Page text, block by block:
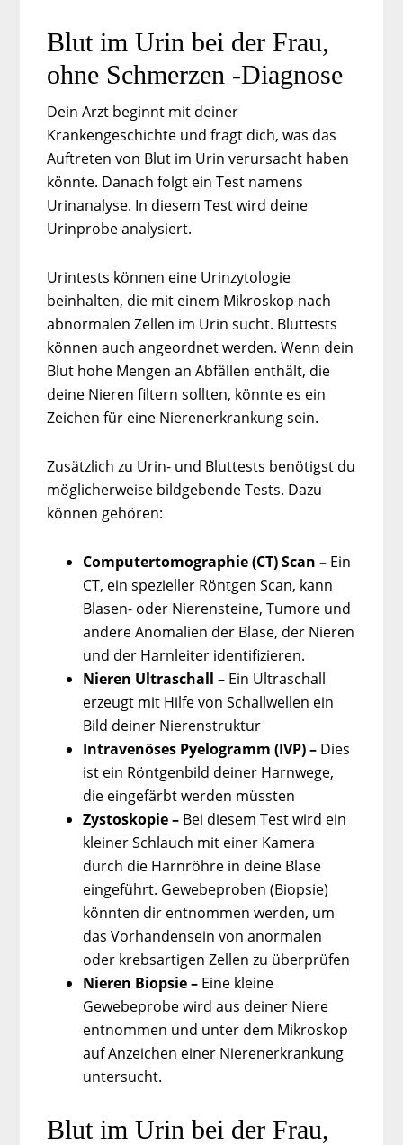
Blut im Urin bei der Frau,
ohne Schmerzen -Diagnose
Dein Arzt beginnt mit deiner
Krankengeschichte und fragt dich, was das
Auftreten von Blut im Urin verursacht haben
könnte. Danach folgt ein Test namens
Urinanalyse. In diesem Test wird deine
Urinprobe analysiert.
Urintests können eine Urinzytologie
beinhalten, die mit einem Mikroskop nach
abnormalen Zellen im Urin sucht. Bluttests
können auch angeordnet werden. Wenn dein
Blut hohe Mengen an Abfällen enthält, die
deine Nieren filtern sollten, könnte es ein
Zeichen für eine Nierenerkrankung sein.
Zusätzlich zu Urin- und Bluttests benötigst du
möglicherweise bildgebende Tests. Dazu
können gehören:
Computertomographie (CT) Scan – Ein
CT, ein spezieller Röntgen Scan, kann
Blasen- oder Nierensteine, Tumore und
andere Anomalien der Blase, der Nieren
und der Harnleiter identifizieren.
Nieren Ultraschall – Ein Ultraschall
erzeugt mit Hilfe von Schallwellen ein
Bild deiner Nierenstruktur
Intravenöses Pyelogramm (IVP) – Dies
ist ein Röntgenbild deiner Harnwege,
die eingefärbt werden müssten
Zystoskopie – Bei diesem Test wird ein
kleiner Schlauch mit einer Kamera
durch die Harnröhre in deine Blase
eingeführt. Gewebeproben (Biopsie)
könnten dir entnommen werden, um
das Vorhandensein von anormalen
oder krebsartigen Zellen zu überprüfen
Nieren Biopsie – Eine kleine
Gewebeprobe wird aus deiner Niere
entnommen und unter dem Mikroskop
auf Anzeichen einer Nierenerkrankung
untersucht.
Blut im Urin bei der Frau,